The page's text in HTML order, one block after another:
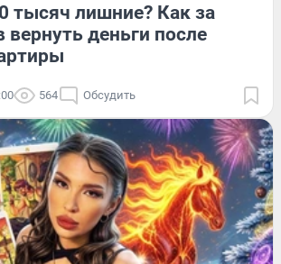
тысяч лишние? Как за
вернуть деньги после
564 Обсудить